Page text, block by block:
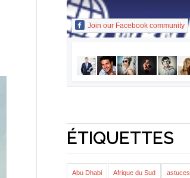
Join our Facebook community
ÉTIQUETTES
Abu Dhabi Afrique du Sud astuces